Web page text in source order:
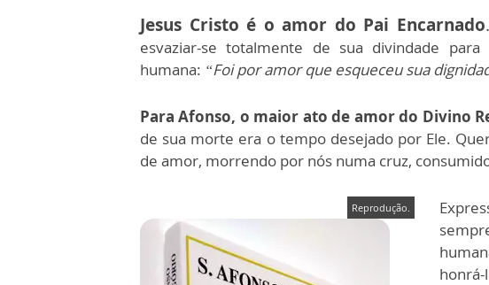
Jesus Cristo é o amor do Pai Encarnado.
esvaziar-se totalmente de sua divindade para
humana: “Foi por amor que esqueceu sua
Para Afonso, o maior ato de amor do Divino
de sua morte era o tempo desejado por Ele.
de amor, morrendo por nós numa cruz,
Reprodução.